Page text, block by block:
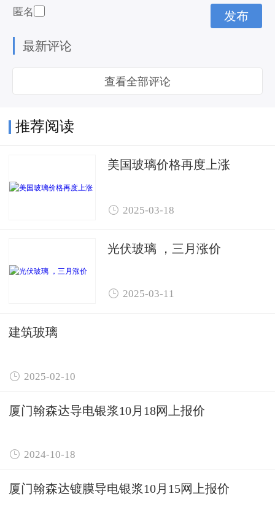
匿名
最新评论
查看全部评论
推荐阅读
美国玻璃价格再度上涨
 2025-03-18
光伏玻璃 ，三月涨价
 2025-03-11
建筑玻璃
 2025-02-10
厦门翰森达导电银浆10月18网上报价
 2024-10-18
厦门翰森达镀膜导电银浆10月15网上报价